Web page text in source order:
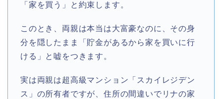
「家を買う」と約束します。
このとき、両親は本当は大富豪なのに、その身
分を隠したまま「貯金があるから家を買いに行
ける」と嘘をつきます。
実は両親は超高級マンション「スカイレジデン
ス」の所有者ですが、住所の間違いでリナの家